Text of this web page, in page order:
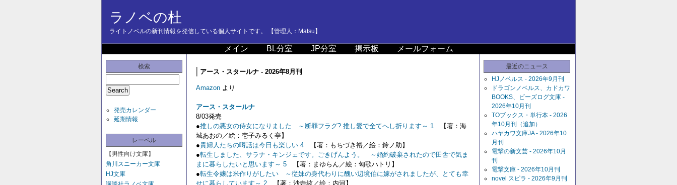
ラノベの杜
ライトノベルの新刊情報を発信している個人サイトです。 【管理人：Matsu】
メイン BL分室 JP分室 掲示板 メールフォーム
検索
発売カレンダー
延期情報
レーベル
【男性向け文庫】
角川スニーカー文庫
HJ文庫
アース・スタールナ - 2026年8月刊
Amazon より
アース・スタールナ
8/03発売
●推しの悪女の侍女になりました ～断罪フラグ? 推し愛で全てへし折ります～ 1 【著：海
城あおの／絵：壱子みるく亭】
●貴婦人たちの噂話は今日も楽しい 4 【著：もちづき裕／絵：鈴ノ助】
●転生しました、サラナ・キンジェです。ごきげんよう。 ～婚約破棄されたので田舎で気ま
まに暮らしたいと思います～ 5 【著：まゆらん／絵：匈歌ハトリ】
●転生令嬢は米作りがしたい ～従妹の身代わりに醜い辺境伯に嫁がされましたが、とても幸
せに暮らしています～ 2 【著：沙寺絃／絵：内河】
最近のニュース
HJノベルス - 2026年9月刊
ドラゴンノベルス、カドカワ
BOOKS、ビーズログ文庫 -
2026年10月刊
TOブックス・単行本 - 2026
年10月刊（追加）
ハヤカワ文庫JA - 2026年10
月刊
電撃の新文芸 - 2026年10月
刊
電撃文庫 - 2026年10月刊
novel スピラ - 2026年9月刊